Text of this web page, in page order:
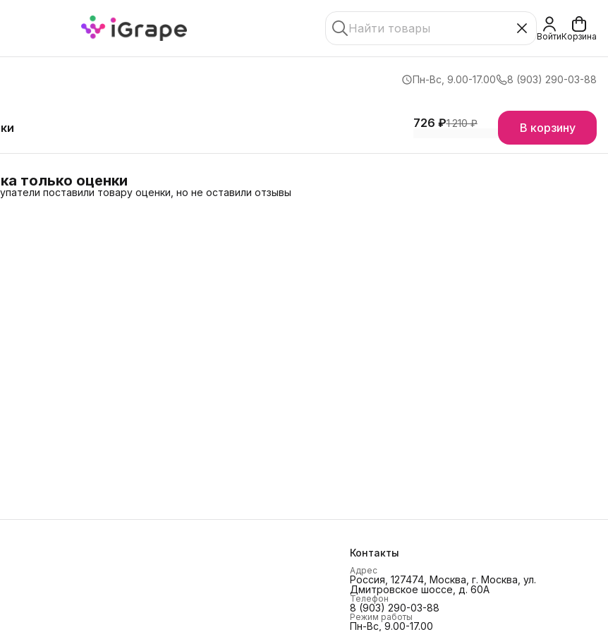
ВойтиКорзина
Пн-Вс, 9.00-17.00 8 (903) 290-03-88
726 ₽1 210 ₽ В корзину
только оценки
поставили товару оценки, но не оставили отзывы
Контакты
Адрес
Россия, 127474, Москва, г. Москва, ул.
Дмитровское шоссе, д. 60А
Телефон
8 (903) 290-03-88
Режим работы
Пн-Вс, 9.00-17.00